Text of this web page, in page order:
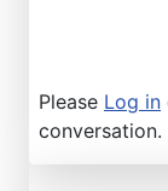
Please Log in
conversation.